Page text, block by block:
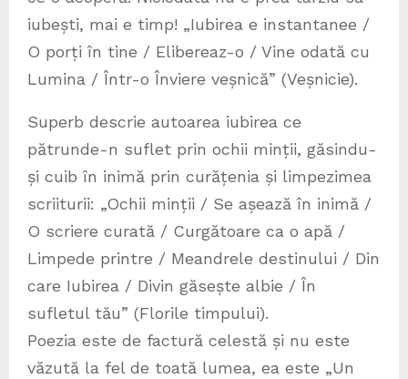
iubești, mai e timp! „Iubirea e instantanee /
O porți în tine / Elibereaz-o / Vine odată cu
Lumina / Într-o Înviere veșnică” (Veșnicie).
Superb descrie autoarea iubirea ce
pătrunde-n suflet prin ochii minții, găsindu-
și cuib în inimă prin curățenia și limpezimea
scriiturii: „Ochii minții / Se așează în inimă /
O scriere curată / Curgătoare ca o apă /
Limpede printre / Meandrele destinului / Din
care Iubirea / Divin găsește albie / În
sufletul tău” (Florile timpului).
Poezia este de factură celestă și nu este
văzută la fel de toată lumea, ea este „Un